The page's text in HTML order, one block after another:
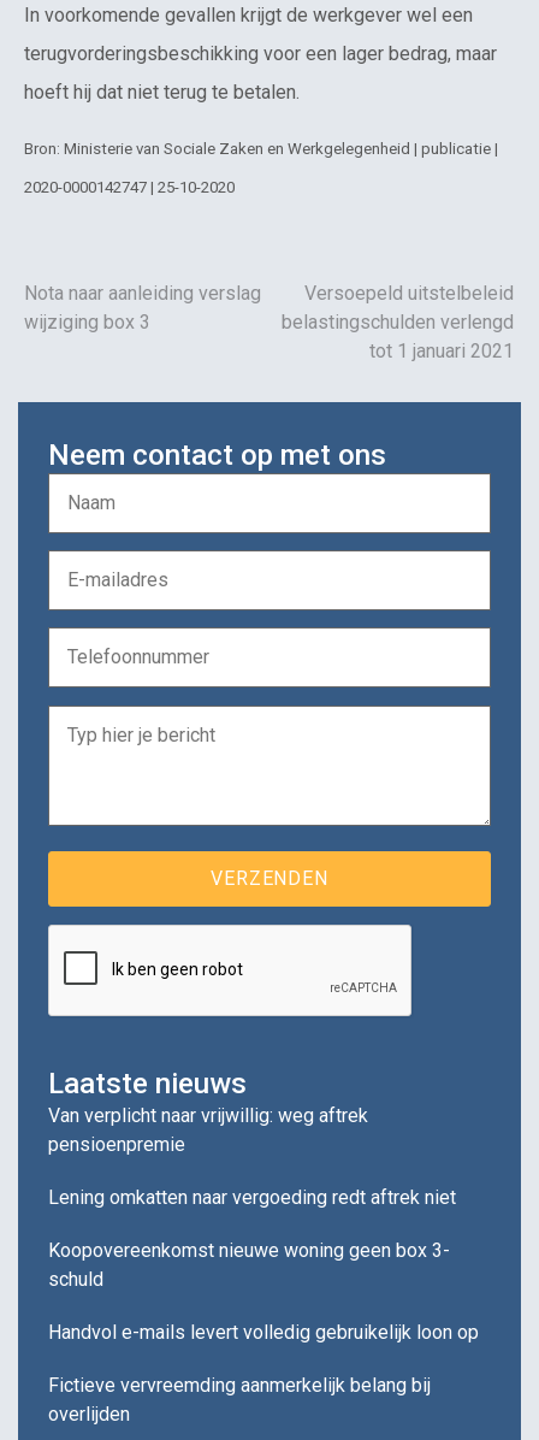
In voorkomende gevallen krijgt de werkgever wel een
terugvorderingsbeschikking voor een lager bedrag, maar
hoeft hij dat niet terug te betalen.
Bron: Ministerie van Sociale Zaken en Werkgelegenheid | publicatie |
2020-0000142747 | 25-10-2020
Nota naar aanleiding verslag
wijziging box 3
Versoepeld uitstelbeleid
belastingschulden verlengd
tot 1 januari 2021
Neem contact op met ons
Laatste nieuws
Van verplicht naar vrijwillig: weg aftrek
pensioenpremie
Lening omkatten naar vergoeding redt aftrek niet
Koopovereenkomst nieuwe woning geen box 3-
schuld
Handvol e-mails levert volledig gebruikelijk loon op
Fictieve vervreemding aanmerkelijk belang bij
overlijden